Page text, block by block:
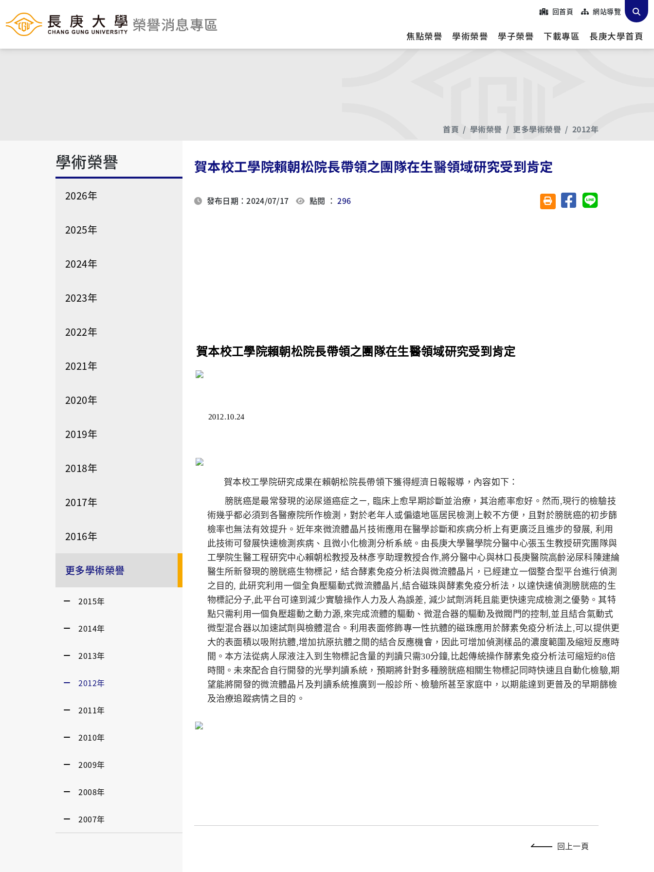
榮譽消息專區
回首頁 網站導覽
焦點榮譽 學術榮譽 學子榮譽 下載專區 長庚大學首頁
首頁 學術榮譽 更多學術榮譽 2012年
學術榮譽
2026年
2025年
2024年
2023年
2022年
2021年
2020年
2019年
2018年
2017年
2016年
更多學術榮譽
2015年
2014年
2013年
2012年
2011年
2010年
2009年
2008年
2007年
賀本校工學院賴朝松院長帶領之團隊在生醫領域研究受到肯定
發布日期：2024/07/17 點閱 ：296 友善列印(另開視窗)
分享至臉書分享至 Line
賀本校工學院賴朝松院長帶領之團隊在生醫領域研究受到肯定
2012.10.24
賀本校工學院研究成果在賴朝松院長帶領下獲得經濟日報報導，內容如下：
膀胱癌是最常發現的泌尿道癌症之ㄧ, 臨床上愈早期診斷並治療，其治癒率愈好。然而,現行的檢驗技
術幾乎都必須到各醫療院所作檢測，對於老年人或偏遠地區居民檢測上較不方便，且對於膀胱癌的初步篩
檢率也無法有效提升。近年來微流體晶片技術應用在醫學診斷和疾病分析上有更廣泛且進步的發展, 利用
此技術可發展快速檢測疾病、且微小化檢測分析系統。由長庚大學醫學院分醫中心張玉生教授研究團隊與
工學院生醫工程研究中心賴朝松教授及林彥亨助理教授合作,將分醫中心與林口長庚醫院高齡泌尿科陳建綸
醫生所新發現的膀胱癌生物標記，結合酵素免疫分析法與微流體晶片，已經建立一個整合型平台進行偵測
之目的, 此研究利用一個全負壓驅動式微流體晶片 ,結合磁珠與酵素免疫分析法，以達快速偵測膀胱癌的生
物標記分子,此平台可達到減少實驗操作人力及人為誤差,減少試劑消耗且能更快速完成檢測之優勢。其特
點只需利用一個負壓趨動之動力源,來完成流體的驅動、微混合器的驅動及微閥門的控制 ,並且結合氣動式
微型混合器以加速試劑與檢體混合。利用表面修飾專一性抗體的磁珠應用於酵素免疫分析法上,可以提供更
大的表面積以吸附抗體,增加抗原抗體之間的結合反應機會，因此可增加偵測樣品的濃度範圍及縮短反應時
間。本方法從病人尿液注入到生物標記含量的判讀只需30分鐘, 比起傳統操作酵素免疫分析法可縮短約8倍
時間。未來配合自行開發的光學判讀系統，預期將針對多種膀胱癌相關生物標記同時快速且自動化檢驗,期
望能將開發的微流體晶片及判讀系統推廣到一般診所、檢驗所甚至家庭中，以期能達到更普及的早期篩檢
及治療追蹤病情之目的。
回上一頁